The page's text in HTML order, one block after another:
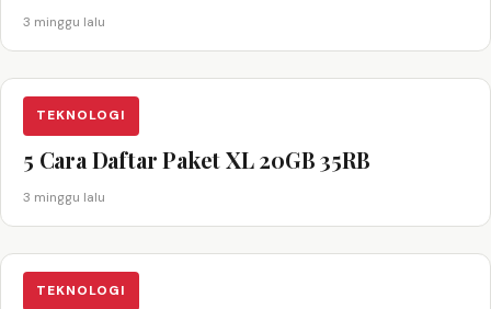
3 minggu lalu
TEKNOLOGI
5 Cara Daftar Paket XL 20GB 35RB
3 minggu lalu
TEKNOLOGI